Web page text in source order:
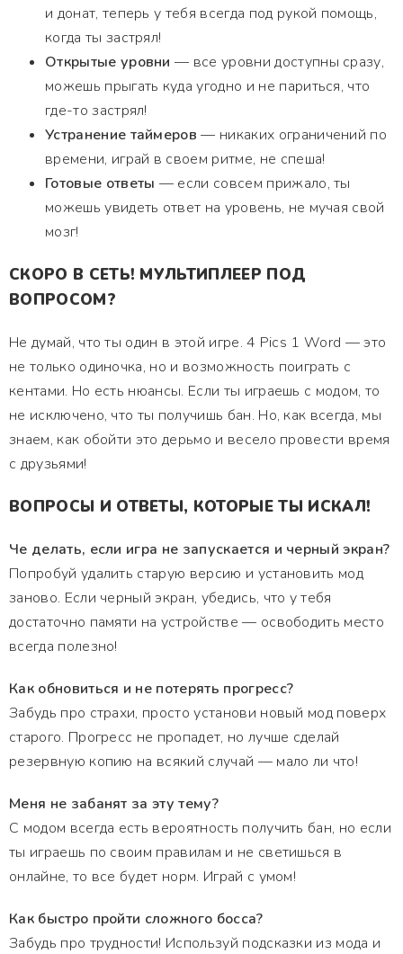
и донат, теперь у тебя всегда под рукой помощь,
когда ты застрял!
Открытые уровни — все уровни доступны сразу,
можешь прыгать куда угодно и не париться, что
где-то застрял!
Устранение таймеров — никаких ограничений по
времени, играй в своем ритме, не спеша!
Готовые ответы — если совсем прижало, ты
можешь увидеть ответ на уровень, не мучая свой
мозг!
СКОРО В СЕТЬ! МУЛЬТИПЛЕЕР ПОД
ВОПРОСОМ?
Не думай, что ты один в этой игре. 4 Pics 1 Word — это
не только одиночка, но и возможность поиграть с
кентами. Но есть нюансы. Если ты играешь с модом, то
не исключено, что ты получишь бан. Но, как всегда, мы
знаем, как обойти это дерьмо и весело провести время
с друзьями!
ВОПРОСЫ И ОТВЕТЫ, КОТОРЫЕ ТЫ ИСКАЛ!
Че делать, если игра не запускается и черный экран?
Попробуй удалить старую версию и установить мод
заново. Если черный экран, убедись, что у тебя
достаточно памяти на устройстве — освободить место
всегда полезно!
Как обновиться и не потерять прогресс?
Забудь про страхи, просто установи новый мод поверх
старого. Прогресс не пропадет, но лучше сделай
резервную копию на всякий случай — мало ли что!
Меня не забанят за эту тему?
С модом всегда есть вероятность получить бан, но если
ты играешь по своим правилам и не светишься в
онлайне, то все будет норм. Играй с умом!
Как быстро пройти сложного босса?
Забудь про трудности! Используй подсказки из мода и